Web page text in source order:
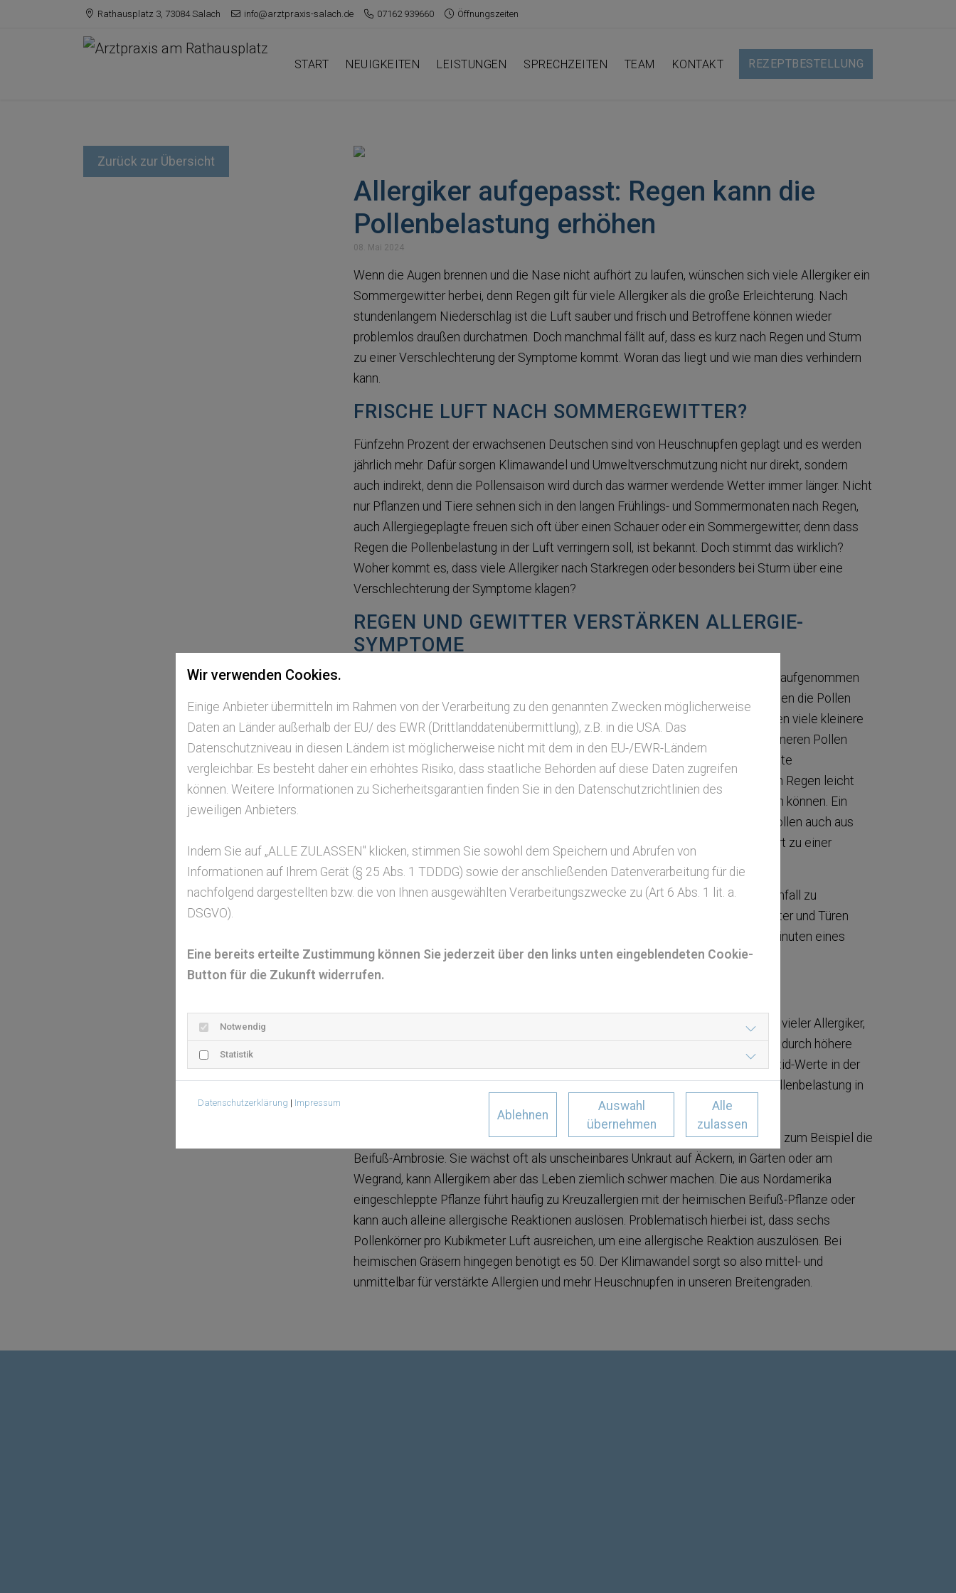
Rathausplatz 3, 73084 Salach info@arztpraxis-salach.de 07162 939660 Öffnungszeiten
START NEUIGKEITEN LEISTUNGEN SPRECHZEITEN TEAM KONTAKT REZEPTBESTELLUNG
Zurück zur Übersicht
Allergiker aufgepasst: Regen kann die
Pollenbelastung erhöhen
08. Mai 2024
Wenn die Augen brennen und die Nase nicht aufhört zu laufen, wünschen sich viele Allergiker ein
Sommergewitter herbei, denn Regen gilt für viele Allergiker als die große Erleichterung. Nach
stundenlangem Niederschlag ist die Luft sauber und frisch und Betroffene können wieder
problemlos draußen durchatmen. Doch manchmal fällt auf, dass es kurz nach Regen und Sturm
zu einer Verschlechterung der Symptome kommt. Woran das liegt und wie man dies verhindern
kann.
FRISCHE LUFT NACH SOMMERGEWITTER?
Fünfzehn Prozent der erwachsenen Deutschen sind von Heuschnupfen geplagt und es werden
jährlich mehr. Dafür sorgen Klimawandel und Umweltverschmutzung nicht nur direkt, sondern
auch indirekt, denn die Pollensaison wird durch das wärmer werdende Wetter immer länger. Nicht
nur Pflanzen und Tiere sehnen sich in den langen Frühlings- und Sommermonaten nach Regen,
auch Allergiegeplagte freuen sich oft über einen Schauer oder ein Sommergewitter, denn dass
Regen die Pollenbelastung in der Luft verringern soll, ist bekannt. Doch stimmt das wirklich?
Woher kommt es, dass viele Allergiker nach Starkregen oder besonders bei Sturm über eine
Verschlechterung der Symptome klagen?
REGEN UND GEWITTER VERSTÄRKEN ALLERGIE-
SYMPTOME
Ein Großteil der Pollen sind zu groß, um durch die Nasen- und Mundschleimhaut aufgenommen
zu werden und werden so auf natürliche Weise herausgefiltert. Regnet es, nehmen die Pollen
Wasser auf, werden schwerer, fallen zu Boden und platzen dort auf. Somit werden viele kleinere
Teilchen freigesetzt, die die Allergendichte in der Luft deutlich erhöhen. Die kleineren Pollen
können nun bis in die Lunge vordringen und dort starkes Asthma – das sogenannte
Gewitterasthma – auslösen. Außerdem wird vermutet, dass die Pollen durch den Regen leicht
geöffnet auf die Schleimhäute treffen und so ihre Allergene schneller freisetzen können. Ein
weiterer Grund für eine kurzfristige Verschlimmerung der Symptome ist, dass Pollen auch aus
oberen Luftschichten bei Regen auf den Boden gedrückt werden. Auch dies führt zu einer
höheren Allergendichte in der Luft.
Um eine Verschlechterung der Symptome oder gar einen allergischen Asthmaanfall zu
vermeiden, sollten Allergiker bis mindestens 30 Minuten nach Regenende Fenster und Türen
geschlossen halten und auch nicht vor die Tür gehen. Vor allem die ersten 20 Minuten eines
Gewitters oder Sturms sollten dringend vermieden werden.
Nicht nur die Zunahme von Extremwetterereignissen verstärken die Symptome vieler Allergiker,
auch die Anzahl an Betroffenen nimmt zu. Neben der verlängerten Pollensaison durch höhere
Temperaturen und wärmere Winter sorgen auch die steigenden Kohlenstoffdioxid-Werte in der
Atmosphäre für eine verstärkte Pollenproduktion und somit zu einer höheren Pollenbelastung in
Auch breiten sich immer mehr wärmeliebende Pflanzen in Deutschland aus, wie zum Beispiel die
Beifuß-Ambrosie. Sie wächst oft als unscheinbares Unkraut auf Äckern, in Gärten oder am
Wegrand, kann Allergikern aber das Leben ziemlich schwer machen. Die aus Nordamerika
eingeschleppte Pflanze führt häufig zu Kreuzallergien mit der heimischen Beifuß-Pflanze oder
kann auch alleine allergische Reaktionen auslösen. Problematisch hierbei ist, dass sechs
Pollenkörner pro Kubikmeter Luft ausreichen, um eine allergische Reaktion auszulösen. Bei
heimischen Gräsern hingegen benötigt es 50. Der Klimawandel sorgt so also mittel- und
unmittelbar für verstärkte Allergien und mehr Heuschnupfen in unseren Breitengraden.
Wir verwenden Cookies.
Einige Anbieter übermitteln im Rahmen von der Verarbeitung zu den genannten Zwecken möglicherweise
Daten an Länder außerhalb der EU/ des EWR (Drittlanddatenübermittlung), z.B. in die USA. Das
Datenschutzniveau in diesen Ländern ist möglicherweise nicht mit dem in den EU-/EWR-Ländern
vergleichbar. Es besteht daher ein erhöhtes Risiko, dass staatliche Behörden auf diese Daten zugreifen
können. Weitere Informationen zu Sicherheitsgarantien finden Sie in den Datenschutzrichtlinien des
jeweiligen Anbieters.
Indem Sie auf „ALLE ZULASSEN" klicken, stimmen Sie sowohl dem Speichern und Abrufen von
Informationen auf Ihrem Gerät (§ 25 Abs. 1 TDDDG) sowie der anschließenden Datenverarbeitung für die
nachfolgend dargestellten bzw. die von Ihnen ausgewählten Verarbeitungszwecke zu (Art 6 Abs. 1 lit. a.
DSGVO).
Eine bereits erteilte Zustimmung können Sie jederzeit über den links unten eingeblendeten Cookie-
Button für die Zukunft widerrufen.
Notwendig
Statistik
Datenschutzerklärung | Impressum
Ablehnen
Auswahl
übernehmen
Alle
zulassen